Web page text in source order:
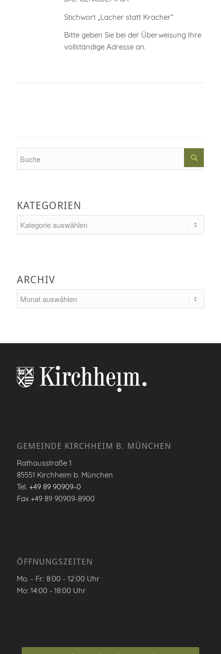
Stichwort „Lacher statt Kracher“
Bitte geben Sie bei der Überweisung Ihre
vollständige Adresse an.
KATEGORIEN
ARCHIV
GEMEINDE KIRCHHEIM B. MÜNCHEN
Rathausstraße 1
85551 Kirchheim b. München
Tel. +49 89 90909-0
Fax +49 89 90909-8900
ÖFFNUNGSZEITEN
Mo. - Fr.: 8:00 - 12:00 Uhr
Mo: 14:00 - 18:00 Uhr